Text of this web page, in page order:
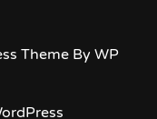
Theme By WP